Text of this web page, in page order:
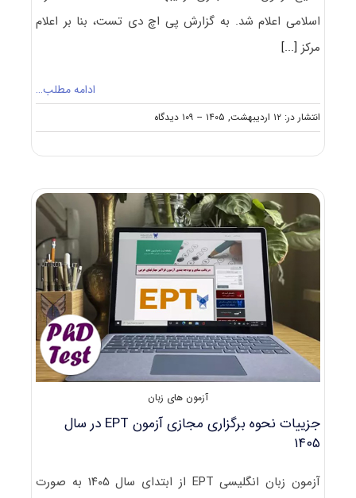
اسلامی اعلام شد. به گزارش پی اچ دی تست، بنا بر اعلام
مرکز [...]
ادامه مطلب…
انتشار در: ۱۲ اردیبهشت, ۱۴۰۵ -- ۱۰۹ دیدگاه
on
اعلام
آزمون
اردیبهشت
۱۴۰۵
آزمون های زبان
جزییات نحوه برگزاری مجازی آزمون EPT در سال
۱۴۰۵
آزمون زبان انگلیسی EPT از ابتدای سال ۱۴۰۵ به صورت